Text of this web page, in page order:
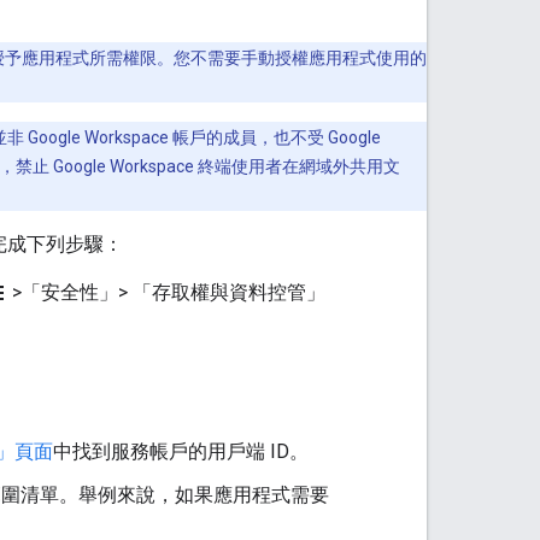
應用程式所需權限。您不需要手動授權應用程式使用的
Google Workspace 帳戶的成員，也不受 Google
禁止 Google Workspace 終端使用者在網域外共用文
下列步驟：
>「安全性」> 「存取權與資料控管」
頁面中找到服務帳戶的用戶端 ID。
清單。舉例來說，如果應用程式需要